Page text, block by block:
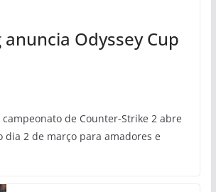
anuncia Odyssey Cup
campeonato de Counter-Strike 2 abre
dia 2 de março para amadores e